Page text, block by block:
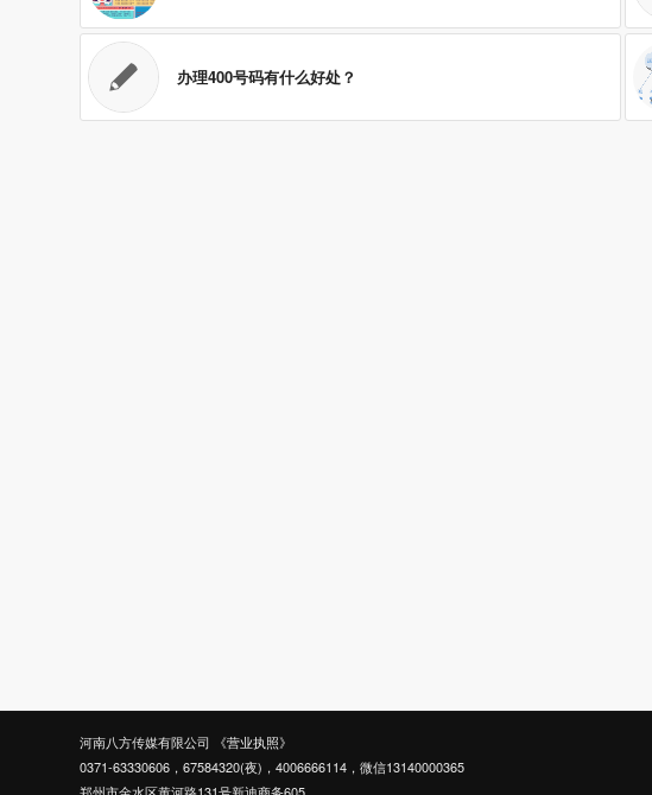
办理400号码有什么好处？
河南八方传媒有限公司
《营业执照》
0371-63330606，67584320(夜)，4006666114，微信13140000365